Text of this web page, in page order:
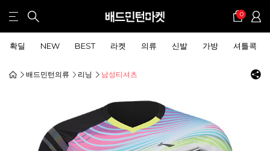
0
확딜 NEW BEST 라켓 의류 신발 가방 셔틀콕
배드민턴의류 리닝 남성티셔츠